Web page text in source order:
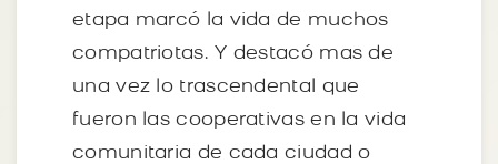
etapa marcó la vida de muchos
compatriotas. Y destacó mas de
una vez lo trascendental que
fueron las cooperativas en la vida
comunitaria de cada ciudad o